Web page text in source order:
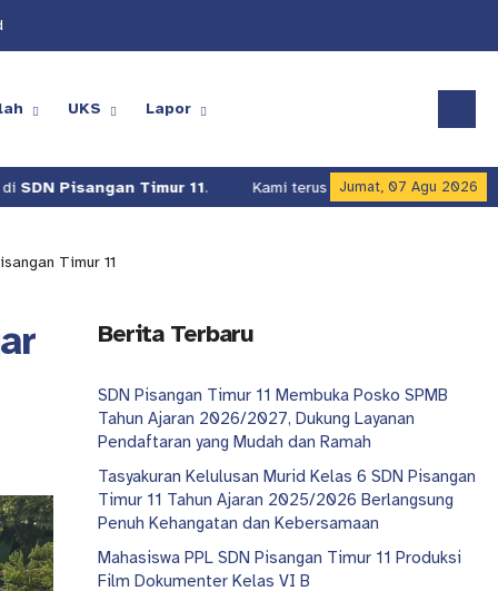
UKS Lapor
Jumat, 07 Agu 2026
Timur 11. Kami terus berusaha meningkatkan kualitas
Timur 11
Berita Terbaru
SDN Pisangan Timur 11 Membuka Posko SPMB
Tahun Ajaran 2026/2027, Dukung Layanan
Pendaftaran yang Mudah dan Ramah
Tasyakuran Kelulusan Murid Kelas 6 SDN Pisangan
Timur 11 Tahun Ajaran 2025/2026 Berlangsung
Penuh Kehangatan dan Kebersamaan
Mahasiswa PPL SDN Pisangan Timur 11 Produksi
Film Dokumenter Kelas VI B